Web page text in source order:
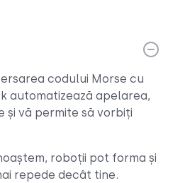
codului Morse cu
automatizează apelarea,
și vă permite să vorbiți
roboții pot forma și
repede decât tine.